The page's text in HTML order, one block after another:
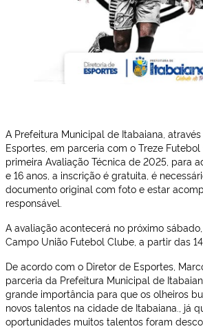
A Prefeitura Municipal de Itabaiana,
Esportes, em parceria com o Treze
primeira Avaliação Técnica de 2025, para
e 16 anos, a inscrição é gratuita, é
documento original com foto e estar
responsável.
A avaliação acontecerá no próximo
Campo União Futebol Clube, a partir das
De acordo com o Diretor de Esportes,
parceria da Prefeitura Municipal de
grande importância para que os olheiros
novos talentos na cidade de Itabaiana., já
oportunidades muitos talentos foram